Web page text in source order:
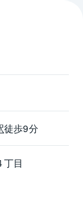
ｍ
ｍ
・・約４６０
年間の予定
不動産取得
ことを保証
徒歩9分
丁目